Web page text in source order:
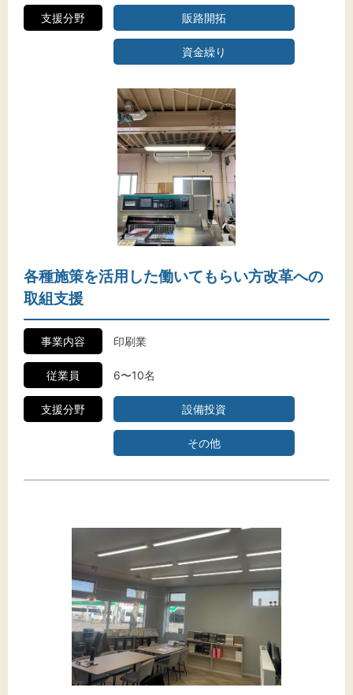
支援分野 販路開拓
資金繰り
各種施策を活用した働いてもらい方改革への
取組支援
事業内容 印刷業
従業員 6〜10名
支援分野 設備投資
その他